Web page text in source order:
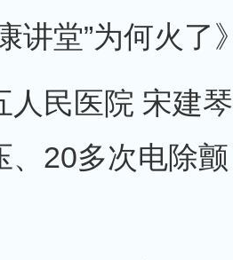
讲堂”为何火了
人民医院 宋建
、20多次电除